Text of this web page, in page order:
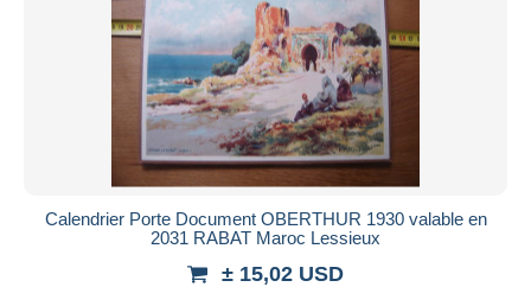
Calendrier Porte Document OBERTHUR 1930 valable en
2031 RABAT Maroc Lessieux
± 15,02 USD